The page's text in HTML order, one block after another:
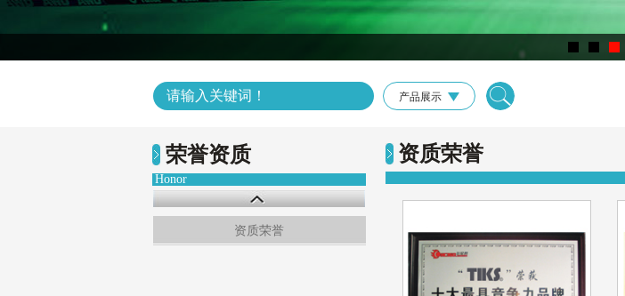
产品展示
荣誉资质
Honor
资质荣誉
资质荣誉